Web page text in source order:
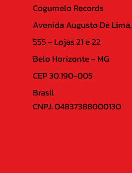
Cogumelo Records
Avenida Augusto De Lima,
555 - Lojas 21 e 22
Belo Horizonte - MG
CEP 30.190-005
Brasil
CNPJ: 04837388000130